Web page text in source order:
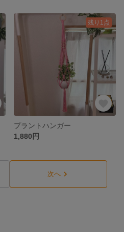
残り1点
プラントハンガー
1,880円
次へ